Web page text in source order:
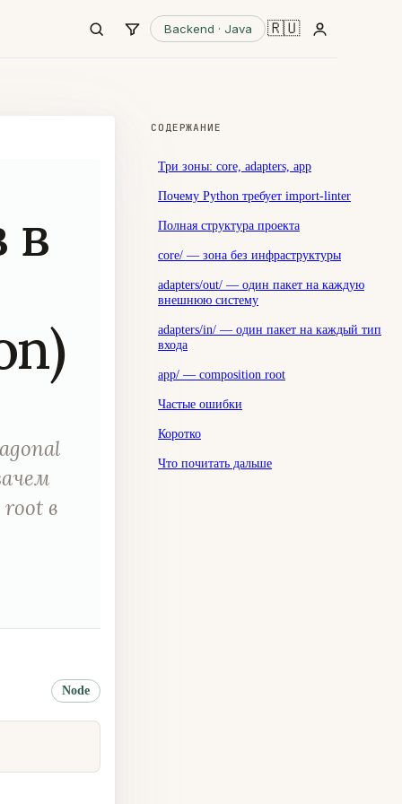
Backend · Java 🇷🇺
в
в
Node
СОДЕРЖАНИЕ
Три зоны: core, adapters, app
Почему Python требует import-linter
Полная структура проекта
core/ — зона без инфраструктуры
adapters/out/ — один пакет на каждую
внешнюю систему
adapters/in/ — один пакет на каждый тип
входа
app/ — composition root
Частые ошибки
Коротко
Что почитать дальше